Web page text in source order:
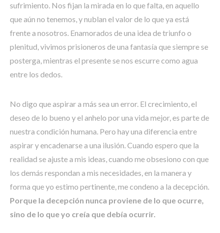
sufrimiento. Nos fijan la mirada en lo que falta, en aquello
que aún no tenemos, y nublan el valor de lo que ya está
frente a nosotros. Enamorados de una idea de triunfo o
plenitud, vivimos prisioneros de una fantasía que siempre se
posterga, mientras el presente se nos escurre como agua
entre los dedos.
No digo que aspirar a más sea un error. El crecimiento, el
deseo de lo bueno y el anhelo por una vida mejor, es parte de
nuestra condición humana. Pero hay una diferencia entre
aspirar y encadenarse a una ilusión. Cuando espero que la
realidad se ajuste a mis ideas, cuando me obsesiono con que
los demás respondan a mis necesidades, en la manera y
forma que yo estimo pertinente, me condeno a la decepción.
Porque la decepción nunca proviene de lo que ocurre,
sino de lo que yo creía que debía ocurrir.